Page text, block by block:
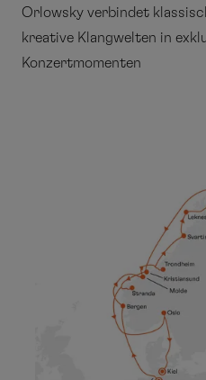
Orlowsky verbindet
kreative Klangwelten in
Konzertmomenten